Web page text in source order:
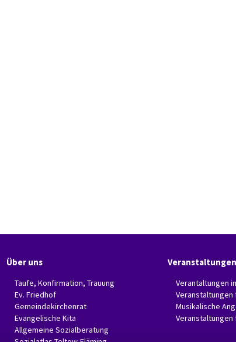
Über uns
Taufe, Konfirmation, Trauung
Ev. Friedhof
Gemeindekirchenrat
Evangelische Kita
Allgemeine Sozialberatung
Veranstaltungen
Verantaltungen
Veranstaltungen
Musikalische
Veranstaltungen